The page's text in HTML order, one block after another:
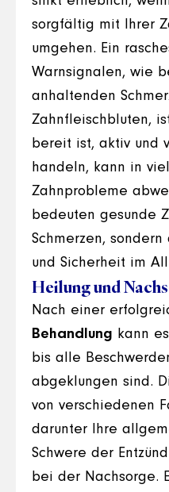
sorgfältig mit Ihrer
umgehen. Ein
Warnsignalen, wie
anhaltenden
Zahnfleischbluten,
bereit ist, aktiv und
handeln, kann in
Zahnprobleme
bedeuten gesunde
Schmerzen,
und Sicherheit im
Heilung und
Nach einer
Behandlung kann
bis alle
abgeklungen sind.
von verschiedenen
darunter Ihre
Schwere der
bei der Nachsorge.